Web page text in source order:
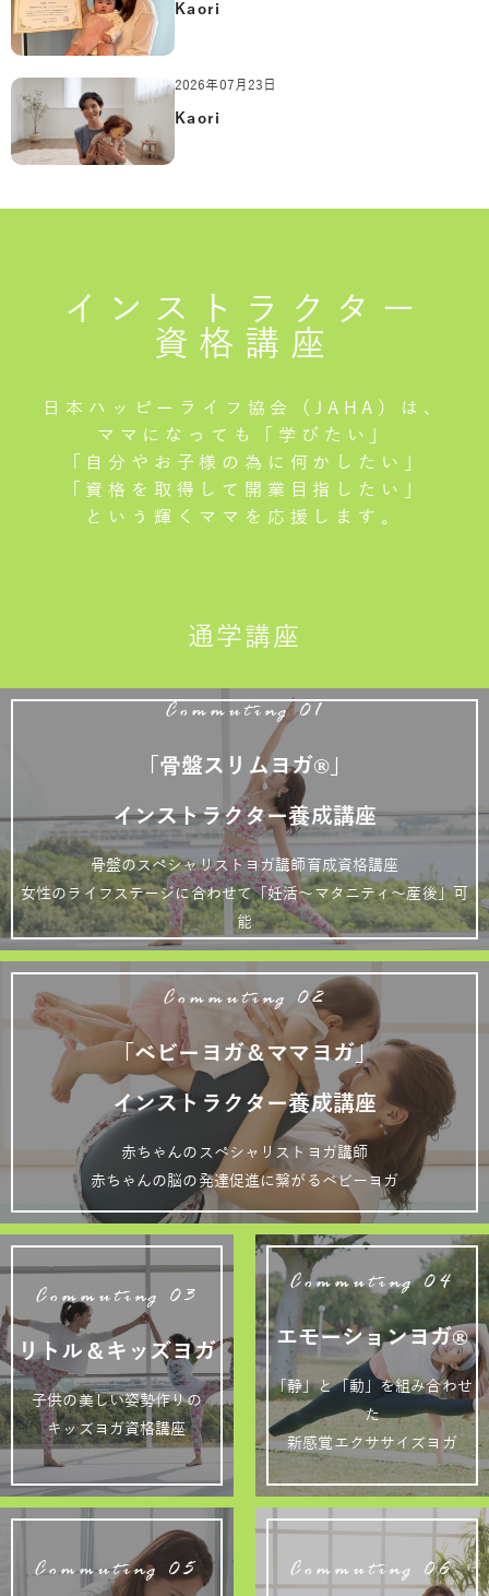
Kaori
2026年07月23日
Kaori
インストラクター
資格講座
日本ハッピーライフ協会（JAHA）は、
ママになっても「学びたい」
「自分やお子様の為に何かしたい」
「資格を取得して開業目指したい」
という輝くママを応援します。
通学講座
Commuting 01
「骨盤スリムヨガ®」
インストラクター養成講座
骨盤のスペシャリストヨガ講師育成資格講座
女性のライフステージに合わせて「妊活～マタニティ～産後」可
能
Commuting 02
「ベビーヨガ＆ママヨガ」
インストラクター養成講座
赤ちゃんのスペシャリストヨガ講師
赤ちゃんの脳の発達促進に繋がるベビーヨガ
Commuting 03
リトル＆キッズヨガ
子供の美しい姿勢作りの
キッズヨガ資格講座
Commuting 04
エモーションヨガ®
「静」と「動」を組み合わせ
た
新感覚エクササイズヨガ
Commuting 05 Commuting 06